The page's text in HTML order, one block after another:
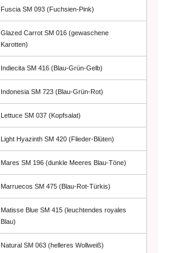
Fuscia SM 093 (Fuchsien-Pink)
Glazed Carrot SM 016 (gewaschene
Karotten)
Indiecita SM 416 (Blau-Grün-Gelb)
Indonesia SM 723 (Blau-Grün-Rot)
Lettuce SM 037 (Kopfsalat)
Light Hyazinth SM 420 (Flieder-Blüten)
Mares SM 196 (dunkle Meeres Blau-Töne)
Marruecos SM 475 (Blau-Rot-Türkis)
Matisse Blue SM 415 (leuchtendes royales
Blau)
Natural SM 063 (helleres Wollweiß)